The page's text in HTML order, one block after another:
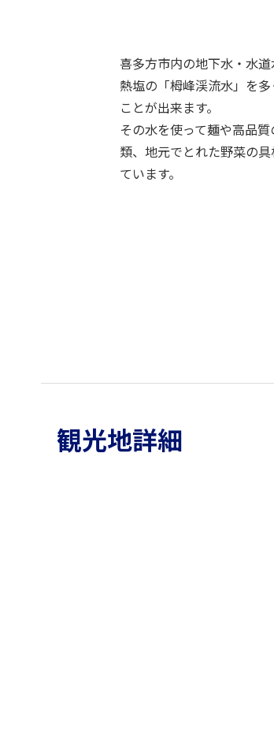
喜多方市内の地下水・水
熱塩の「栂峰渓流水」を
ことが出来ます。
その水を使って麺や高品
類、地元でとれた野菜の
ています。
観光地詳細